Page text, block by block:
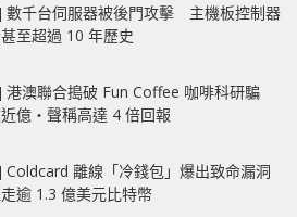
數千台伺服器被後門攻擊 主機板控制器
至超過 10 年歷史
港澳聯合搗破 Fun Coffee 咖啡科研騙
億‧聲稱高達 4 倍回報
Coldcard 離線「冷錢包」爆出致命漏洞
逾 1.3 億美元比特幣